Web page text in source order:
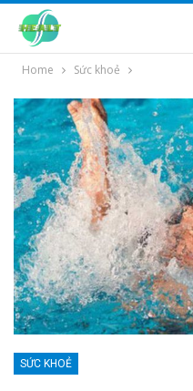
Home Sức khoẻ
SỨC KHOẺ